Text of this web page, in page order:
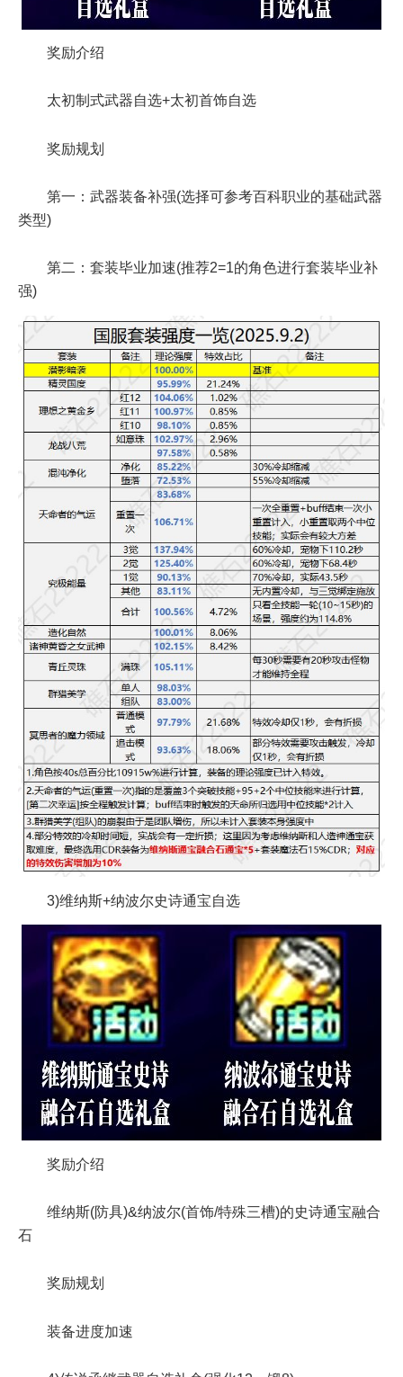
奖励介绍
太初制式武器自选+太初首饰自选
奖励规划
第一：武器装备补强(选择可参考百科职业的基础武器
类型)
第二：套装毕业加速(推荐2=1的角色进行套装毕业补
强)
3)维纳斯+纳波尔史诗通宝自选
奖励介绍
维纳斯(防具)&纳波尔(首饰/特殊三槽)的史诗通宝融合
石
奖励规划
装备进度加速